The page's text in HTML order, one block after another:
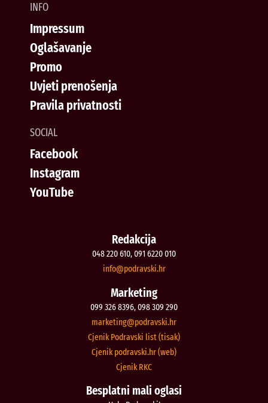
INFO
Impressum
Oglašavanje
Promo
Uvjeti prenošenja
Pravila privatnosti
SOCIAL
Facebook
Instagram
YouTube
Redakcija
048 220 610, 091 6220 010
rh.iksvardop
@ofni
Marketing
099 326 8396, 098 309 290
rh.iksvardop
@gnitekram
Cjenik Podravski list (tisak)
Cjenik podravski.hr (web)
Cjenik RKC
Besplatni mali oglasi